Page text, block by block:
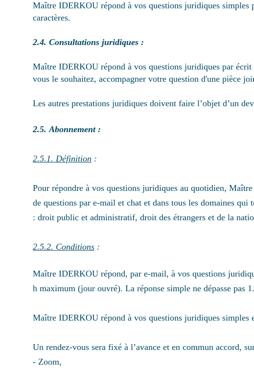
Maître IDERKOU répond à vos questions juridiques simples
caractères.
2.4. Consultations juridiques :
Maître IDERKOU répond à vos questions juridiques par
vous le souhaitez, accompagner votre question d'une pièce
Les autres prestations juridiques doivent faire l’objet d’un
2.5. Abonnement :
2.5.1. Définition :
Pour répondre à vos questions juridiques au quotidien,
de questions par e-mail et chat et dans tous les domaines
: droit public et administratif, droit des étrangers et de la
2.5.2. Conditions :
Maître IDERKOU répond, par e-mail, à vos questions
h maximum (jour ouvré). La réponse simple ne dépasse pas
Maître IDERKOU répond à vos questions juridiques simples
Un rendez-vous sera fixé à l’avance et en commun accord,
- Zoom,